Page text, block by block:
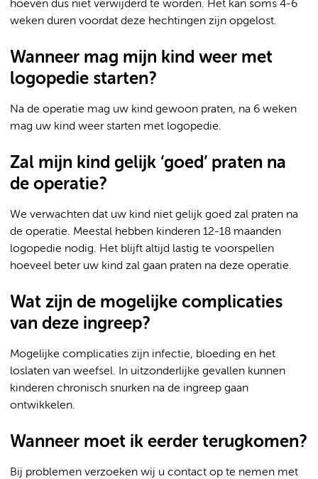
hoeven dus niet verwijderd te worden. Het kan soms 4-6
weken duren voordat deze hechtingen zijn opgelost.
Wanneer mag mijn kind weer met
logopedie starten?
Na de operatie mag uw kind gewoon praten, na 6 weken
mag uw kind weer starten met logopedie.
Zal mijn kind gelijk ‘goed’ praten na
de operatie?
We verwachten dat uw kind niet gelijk goed zal praten na
de operatie. Meestal hebben kinderen 12-18 maanden
logopedie nodig. Het blijft altijd lastig te voorspellen
hoeveel beter uw kind zal gaan praten na deze operatie.
Wat zijn de mogelijke complicaties
van deze ingreep?
Mogelijke complicaties zijn infectie, bloeding en het
loslaten van weefsel. In uitzonderlijke gevallen kunnen
kinderen chronisch snurken na de ingreep gaan
ontwikkelen.
Wanneer moet ik eerder terugkomen?
Bij problemen verzoeken wij u contact op te nemen met